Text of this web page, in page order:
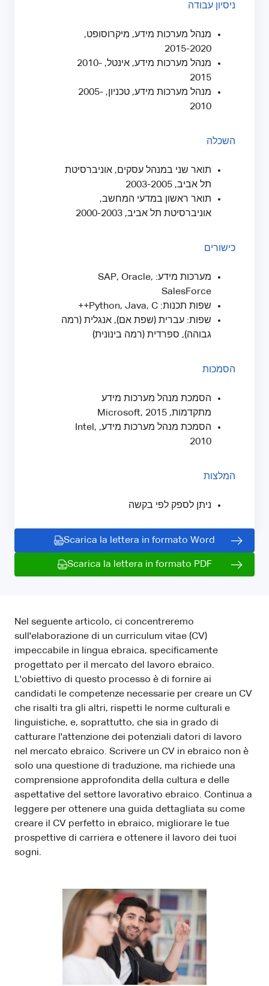
ניסיון עבודה
מנהל מערכות מידע, מיקרוסופט,
2015-2020
מנהל מערכות מידע, אינטל, 2010-
2015
מנהל מערכות מידע, טכניון, 2005-
2010
השכלה
תואר שני במנהל עסקים, אוניברסיטת
תל אביב, 2003-2005
תואר ראשון במדעי המחשב,
אוניברסיטת תל אביב, 2000-2003
כישורים
מערכות מידע: SAP, Oracle,
SalesForce
שפות תכנות: Python, Java, C++
שפות: עברית (שפת אם), אנגלית (רמה
גבוהה), ספרדית (רמה בינונית)
הסמכות
הסמכת מנהל מערכות מידע
מתקדמות, Microsoft, 2015
הסמכת מנהל מערכות מידע, Intel,
2010
המלצות
ניתן לספק לפי בקשה
Scarica la lettera in formato Word
Scarica la lettera in formato PDF
Nel seguente articolo, ci concentreremo
sull'elaborazione di un curriculum vitae (CV)
impeccabile in lingua ebraica, specificamente
progettato per il mercato del lavoro ebraico.
L'obiettivo di questo processo è di fornire ai
candidati le competenze necessarie per creare un CV
che risalti tra gli altri, rispetti le norme culturali e
linguistiche, e, soprattutto, che sia in grado di
catturare l'attenzione dei potenziali datori di lavoro
nel mercato ebraico. Scrivere un CV in ebraico non è
solo una questione di traduzione, ma richiede una
comprensione approfondita della cultura e delle
aspettative del settore lavorativo ebraico. Continua a
leggere per ottenere una guida dettagliata su come
creare il CV perfetto in ebraico, migliorare le tue
prospettive di carriera e ottenere il lavoro dei tuoi
sogni.